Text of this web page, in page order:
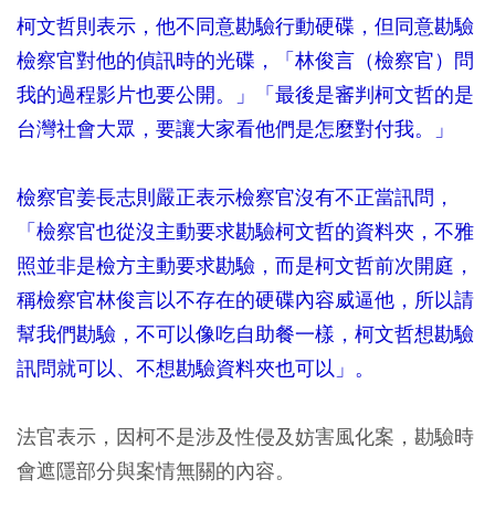
柯文哲則表示，他不同意勘驗行動硬碟，但同意勘驗
檢察官對他的偵訊時的光碟，「林俊言（檢察官）問
我的過程影片也要公開。」「最後是審判柯文哲的是
台灣社會大眾，要讓大家看他們是怎麼對付我。」
檢察官姜長志則嚴正表示檢察官沒有不正當訊問，
「檢察官也從沒主動要求勘驗柯文哲的資料夾，不雅
照並非是檢方主動要求勘驗，而是柯文哲前次開庭，
稱檢察官林俊言以不存在的硬碟內容威逼他，所以請
幫我們勘驗，不可以像吃自助餐一樣，柯文哲想勘驗
訊問就可以、不想勘驗資料夾也可以 」 。
法官表示，因柯不是涉及性侵及妨害風化案，勘驗時
會遮隱部分與案情無關的內容。